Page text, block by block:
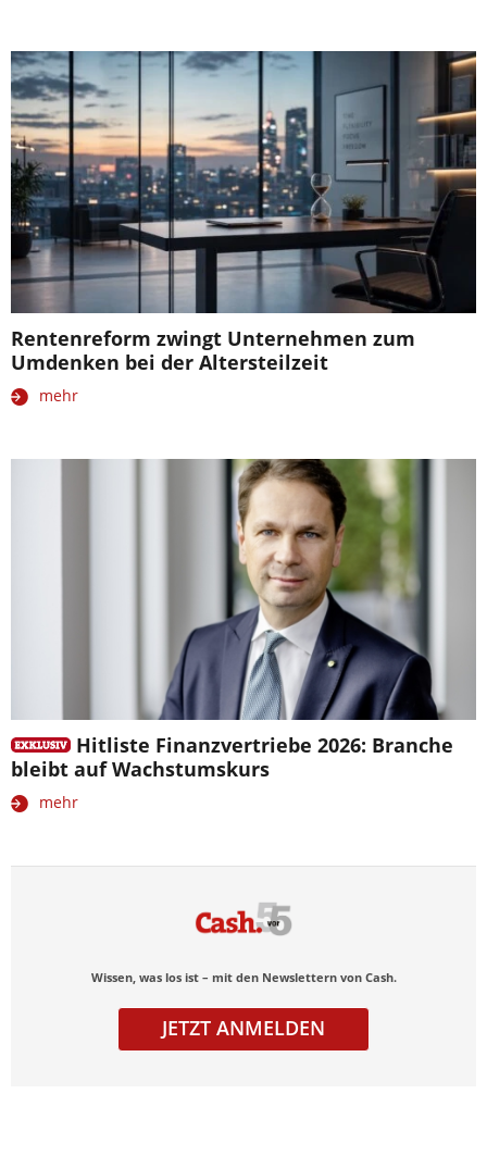
Rentenreform zwingt Unternehmen zum
Umdenken bei der Altersteilzeit
mehr
Hitliste Finanzvertriebe 2026: Branche
bleibt auf Wachstumskurs
mehr
Wissen, was los ist – mit den Newslettern von Cash.
JETZT ANMELDEN